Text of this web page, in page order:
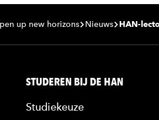
up new horizons Nieuws HAN-
STUDEREN BIJ DE HAN
Studiekeuze